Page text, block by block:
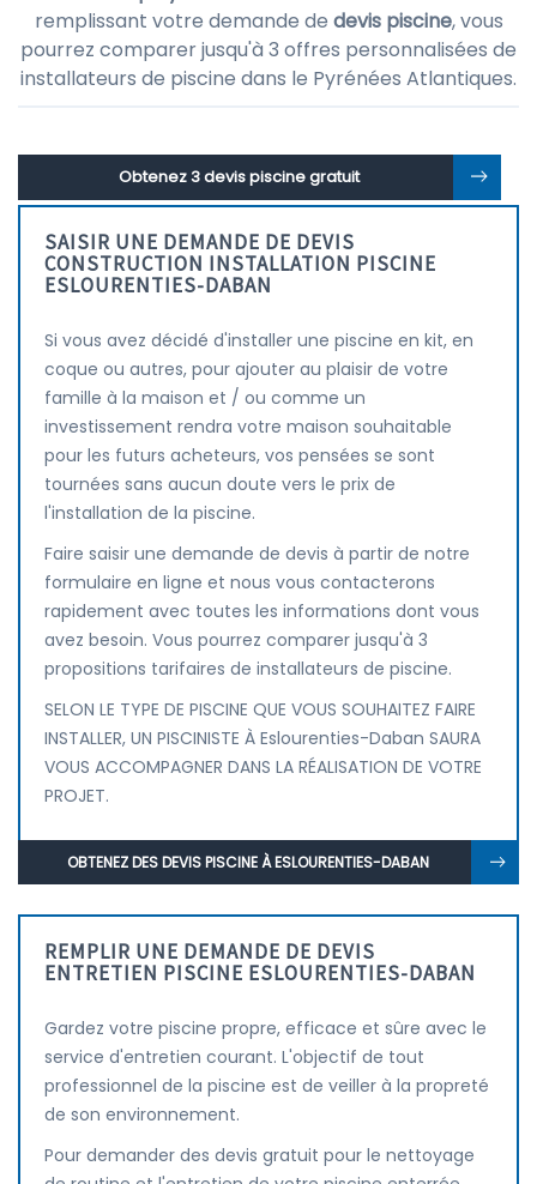
remplissant votre demande de devis piscine, vous
pourrez comparer jusqu'à 3 offres personnalisées de
installateurs de piscine dans le Pyrénées Atlantiques.
Obtenez 3 devis piscine gratuit
SAISIR UNE DEMANDE DE DEVIS
CONSTRUCTION INSTALLATION PISCINE
ESLOURENTIES-DABAN
Si vous avez décidé d'installer une piscine en kit, en
coque ou autres, pour ajouter au plaisir de votre
famille à la maison et / ou comme un
investissement rendra votre maison souhaitable
pour les futurs acheteurs, vos pensées se sont
tournées sans aucun doute vers le prix de
l'installation de la piscine.
Faire saisir une demande de devis à partir de notre
formulaire en ligne et nous vous contacterons
rapidement avec toutes les informations dont vous
avez besoin. Vous pourrez comparer jusqu'à 3
propositions tarifaires de installateurs de piscine.
SELON LE TYPE DE PISCINE QUE VOUS SOUHAITEZ FAIRE
INSTALLER, UN PISCINISTE À Eslourenties-Daban SAURA
VOUS ACCOMPAGNER DANS LA RÉALISATION DE VOTRE
PROJET.
OBTENEZ DES DEVIS PISCINE À ESLOURENTIES-DABAN
REMPLIR UNE DEMANDE DE DEVIS
ENTRETIEN PISCINE ESLOURENTIES-DABAN
Gardez votre piscine propre, efficace et sûre avec le
service d'entretien courant. L'objectif de tout
professionnel de la piscine est de veiller à la propreté
de son environnement.
Pour demander des devis gratuit pour le nettoyage